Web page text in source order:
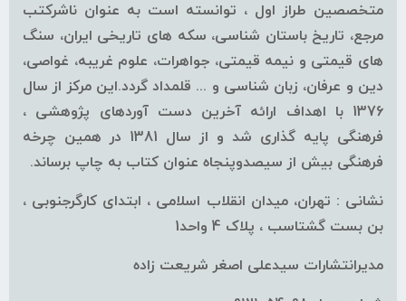
متخصصین طراز اول ، توانسته است به عنوان ناشرکتب
مرجع، تاریخ باستان شناسی، سکه های تاریخی ایران، سنگ
های قیمتی و نیمه قیمتی، جواهرات، علوم غریبه، غواصی،
دین و عرفان، زبان شناسی و ... قلمداد گردد.این مرکز از سال
1376 با اهداف ارائه آخرین دست آوردهای پژوهشی ،
فرهنگی پایه گذاری شد و از سال 1381 در همین چرخه
فرهنگی بیش از سیصدوپنجاه عنوان کتاب به چاپ برساند.
نشانی : تهران، میدان انقلاب اسلامی ، ابتدای کارگرجنوبی ،
بن بست گشتاسب ، پلاک 4 واحد1
مدیرانتشارات سیدعلی اصغر شریعت زاده